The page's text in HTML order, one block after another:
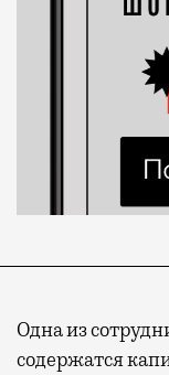
Одна из
содержатся